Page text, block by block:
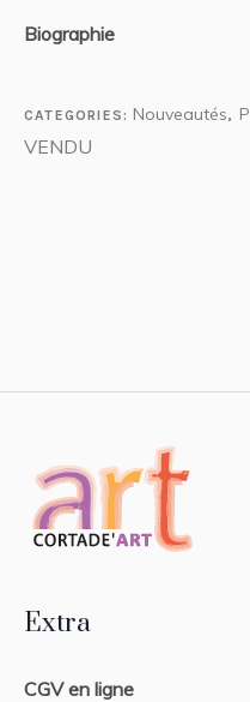
Biographie
CATEGORIES: Nouveautés,
VENDU
Extra
CGV en ligne